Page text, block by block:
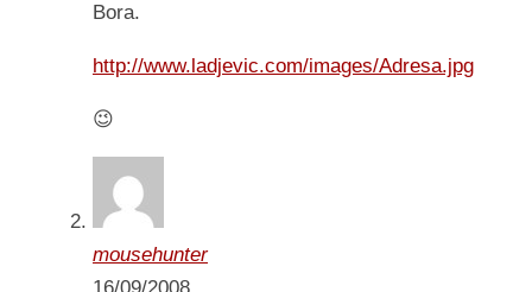
Bora.
http://www.ladjevic.com/images/Adresa.jpg
😉
mousehunter